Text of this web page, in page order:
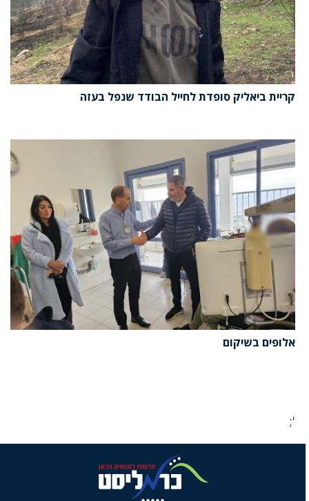
קריית ביאליק סופדת לחייל הבודד שנפל בעזה
אלופים בשיקום
';